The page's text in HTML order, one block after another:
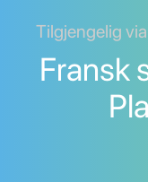
Tilgjengelig
Fransk